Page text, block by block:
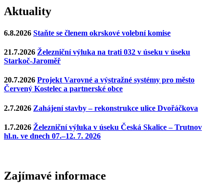
Aktuality
6.8.2026 Staňte se členem okrskové volební komise
21.7.2026 Železniční výluka na trati 032 v úseku v úseku
Starkoč-Jaroměř
20.7.2026 Projekt Varovné a výstražné systémy pro město
Červený Kostelec a partnerské obce
2.7.2026 Zahájení stavby – rekonstrukce ulice Dvořáčkova
1.7.2026 Železniční výluka v úseku Česká Skalice – Trutnov
hl.n. ve dnech 07.–12. 7. 2026
Zajímavé informace